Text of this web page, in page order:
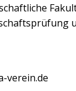
verein.de